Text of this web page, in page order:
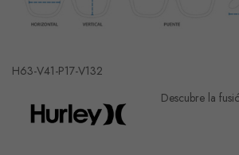
H63-V41-P17-V132
Descubre la